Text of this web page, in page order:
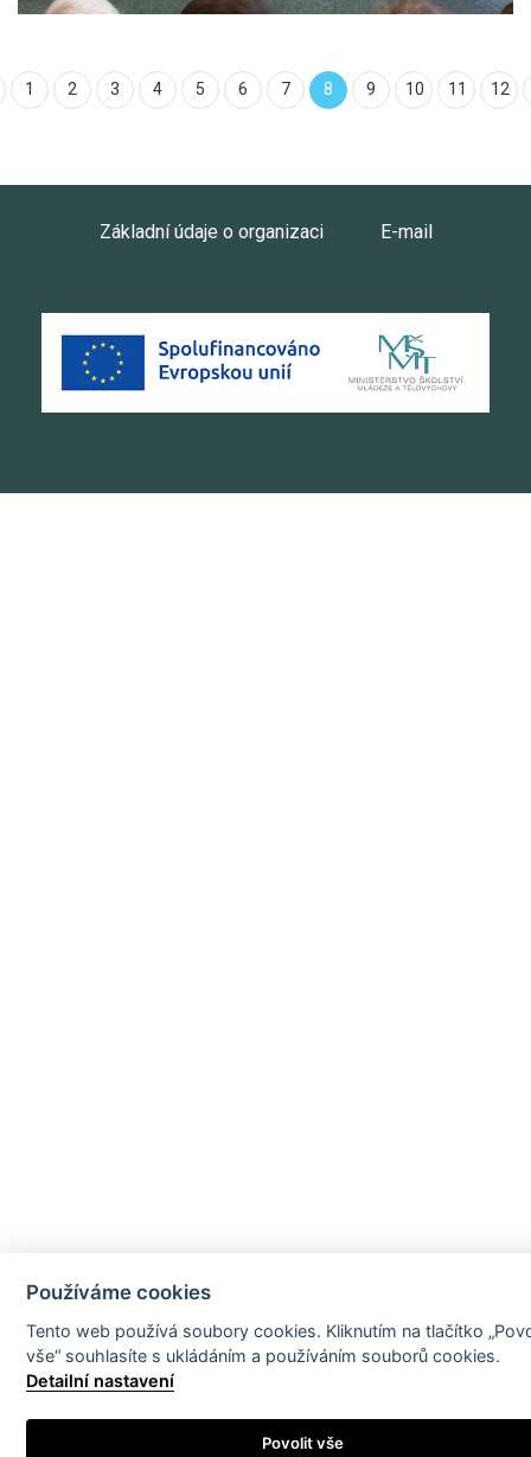
1 2 3 4 5 6 7 8 9 10 11 12
Základní údaje o organizaci E-mail
Používáme cookies
Tento web používá soubory cookies. Kliknutím na tlačítko
vše“ souhlasíte s ukládáním a používáním souborů cookies.
Detailní nastavení
Povolit vše